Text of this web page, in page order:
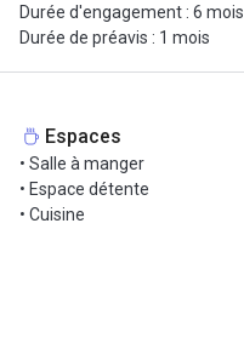
Durée d'engagement : 6 mois
Durée de préavis : 1 mois
Espaces
• Salle à manger
• Espace détente
• Cuisine